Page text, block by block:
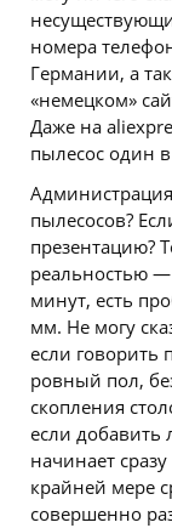
номера
Германии, а
«немецком»
Даже на
пылесос один
пылесосов?
презентацию?
реальностью —
минут, есть
мм. Не могу
если
ровный пол,
скопления
если добавить
начинает
крайней мере
совершенно